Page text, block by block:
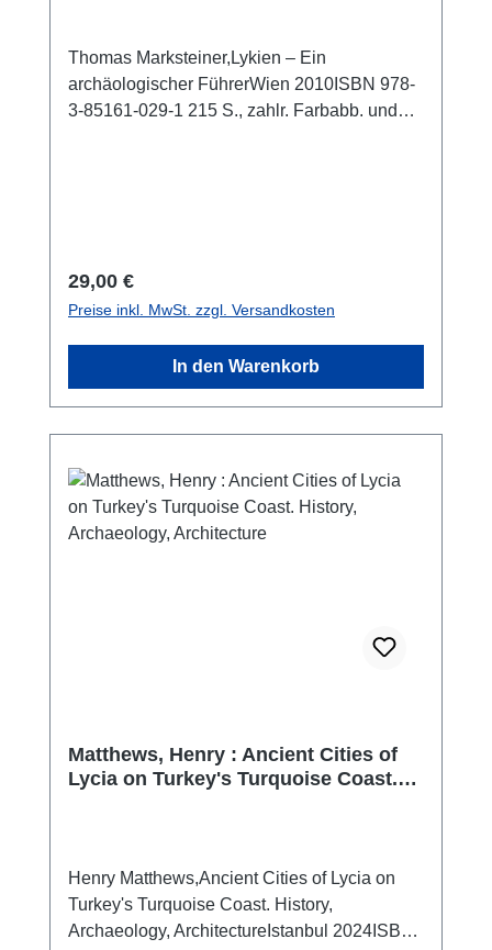
Thomas Marksteiner,Lykien – Ein
archäologischer FührerWien 2010ISBN 978-
3-85161-029-1 215 S., zahlr. Farbabb. und
Regulärer Preis:
29,00 €
Preise inkl. MwSt. zzgl. Versandkosten
In den Warenkorb
Matthews, Henry : Ancient Cities of
Lycia on Turkey's Turquoise Coast.
Henry Matthews,Ancient Cities of Lycia on
Turkey's Turquoise Coast. History,
Archaeology, ArchitectureIstanbul 2024ISBN